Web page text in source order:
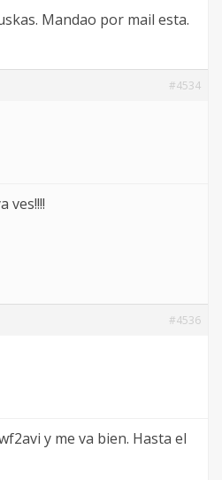
Mandao por mail esta.
#4534
ves!!!!
#4536
y me va bien. Hasta el